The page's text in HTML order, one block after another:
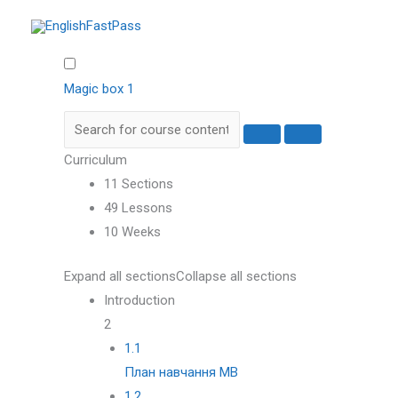
Magic box 1
Curriculum
11 Sections
49 Lessons
10 Weeks
Expand all sectionsCollapse all sections
Introduction
2
1.1
План навчання MB